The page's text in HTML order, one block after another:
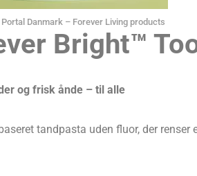
Danmark – Forever Living products
Bright™
og frisk ånde – til alle
tandpasta uden fluor, der